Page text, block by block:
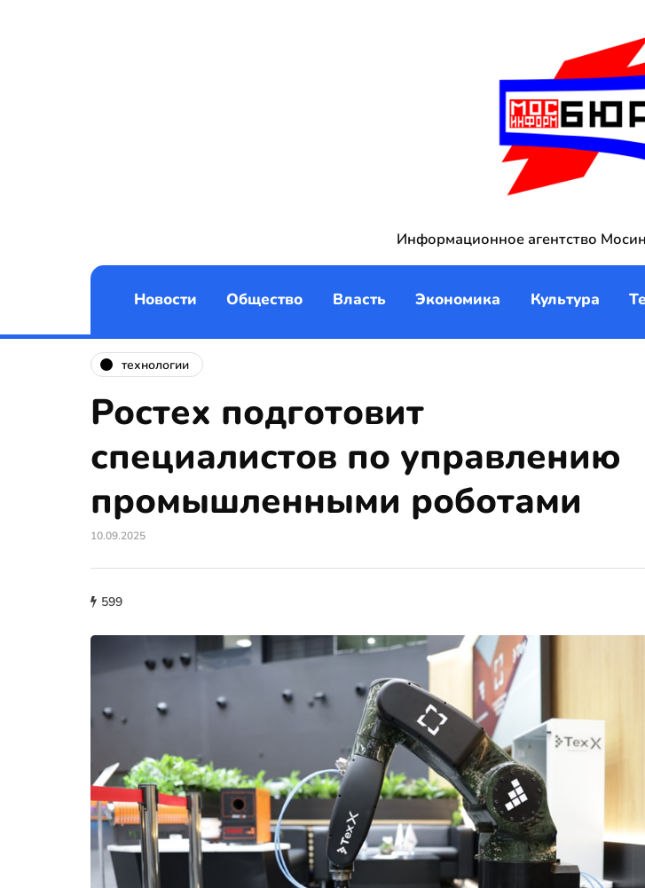
Информационное агентство
Новости Общество Власть Экономика Культура
технологии
Ростех подготовит
специалистов по управлению
промышленными роботами
10.09.2025
599